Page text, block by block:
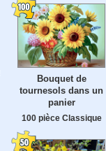
Bouquet de
tournesols dans un
panier
100 pièce Classique